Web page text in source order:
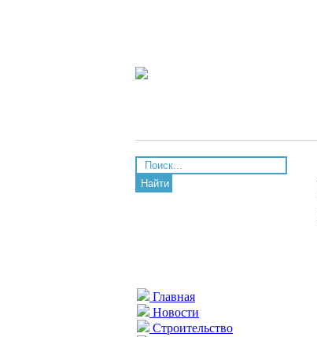
Найти
Главная
Новости
Строительство